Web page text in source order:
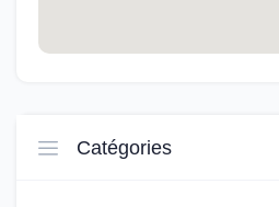
Catégories